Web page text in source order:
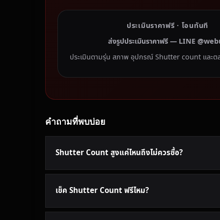
ประเมินราคาฟรี · โอนทันที
ส่งรูปประเมินราคาฟรี — LINE
ประเมินตามรุ่น สภาพ อุปกรณ์ Shutter count และต
คำถามที่พบบ่อย
Shutter Count สูงแค่ไหนถึงไม่ควรซื้อ?
เช็ค Shutter Count ฟรีไหม?